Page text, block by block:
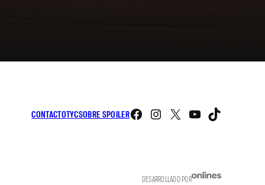
CONTACTOTYCSOBRE SPOILER Facebook
Instagram
X YouTube
DESARROLLADO POR